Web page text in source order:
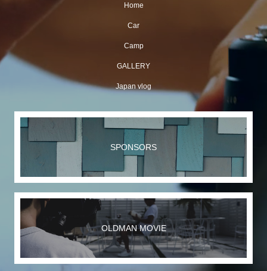
Home
Car
Camp
GALLERY
Japan vlog
SPONSORS
OLDMAN MOVIE